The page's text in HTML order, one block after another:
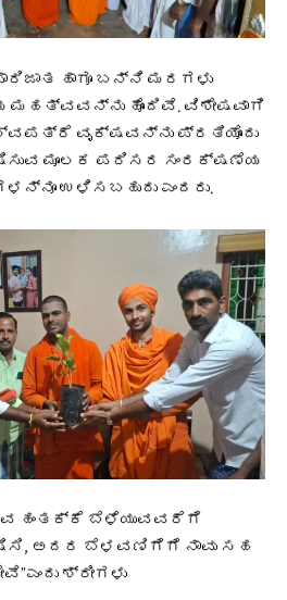
ಹಾಗೂ ಬನ್ನಿ ಮರಗಳು
ಮಹತ್ವವನ್ನು ಹೊಂದಿವೆ. ವಿಶೇಷವಾಗಿ
ವೃಕ್ಷವನ್ನು ಪ್ರತಿಯೊಂದು
ಮೂಲಕ ಪರಿಸರ ಸಂರಕ್ಷಣೆಯ
ಉಳಿಸಬಹುದು ಎಂದರು.
ಹಂತಕ್ಕೆ ಬೆಳೆಯುವವರೆಗೆ
ಅದರ ಬೆಳವಣಿಗೆಗೆ ನಾವು ಸಹ
ಶ್ರೀಗಳು